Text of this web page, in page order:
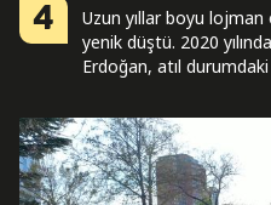
4
Uzun yıllar boyu lojman
yenik düştü. 2020
Erdoğan, atıl